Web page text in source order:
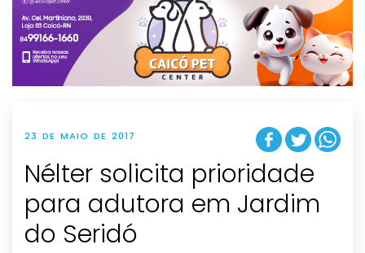
g
t
i
o
n
23 DE MAIO DE 2017
Nélter solicita prioridade
para adutora em Jardim
do Seridó